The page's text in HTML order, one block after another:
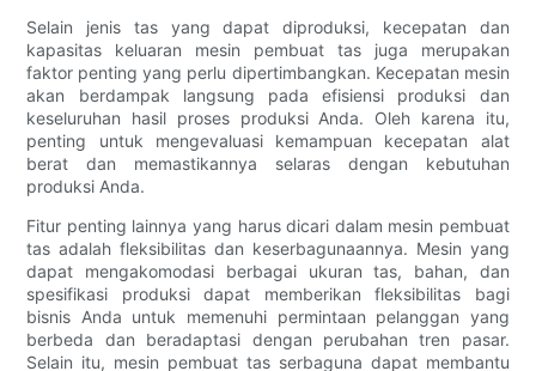
Selain jenis tas yang dapat diproduksi, kecepatan dan
kapasitas keluaran mesin pembuat tas juga merupakan
faktor penting yang perlu dipertimbangkan. Kecepatan mesin
akan berdampak langsung pada efisiensi produksi dan
keseluruhan hasil proses produksi Anda. Oleh karena itu,
penting untuk mengevaluasi kemampuan kecepatan alat
berat dan memastikannya selaras dengan kebutuhan
produksi Anda.
Fitur penting lainnya yang harus dicari dalam mesin pembuat
tas adalah fleksibilitas dan keserbagunaannya. Mesin yang
dapat mengakomodasi berbagai ukuran tas, bahan, dan
spesifikasi produksi dapat memberikan fleksibilitas bagi
bisnis Anda untuk memenuhi permintaan pelanggan yang
berbeda dan beradaptasi dengan perubahan tren pasar.
Selain itu, mesin pembuat tas serbaguna dapat membantu